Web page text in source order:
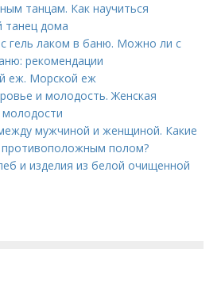
танцам. Как научиться
танец дома
гель лаком в баню. Можно ли с
рекомендации
еж. Морской еж
и молодость. Женская
мужчиной и женщиной. Какие
полом?
и изделия из белой очищенной